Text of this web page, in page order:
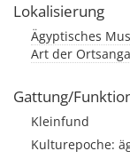
Lokalisierung
Ägyptisches
Art der
Gattung/
Kleinfund
Kulturepoche: